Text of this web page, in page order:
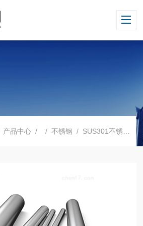
产品中心 / /不锈钢 / SUS301不锈钢精薄带